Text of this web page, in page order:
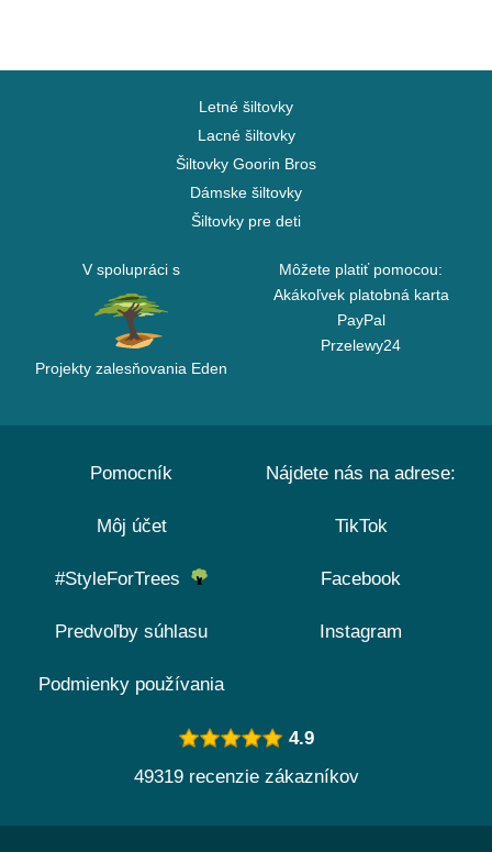
Letné šiltovky
Lacné šiltovky
Šiltovky Goorin Bros
Dámske šiltovky
Šiltovky pre deti
V spolupráci s
Projekty zalesňovania Eden
Môžete platiť pomocou:
Akákoľvek platobná karta
PayPal
Przelewy24
Pomocník
Môj účet
#StyleForTrees
Predvoľby súhlasu
Podmienky používania
Nájdete nás na adrese:
TikTok
Facebook
Instagram
4.9
49319 recenzie zákazníkov